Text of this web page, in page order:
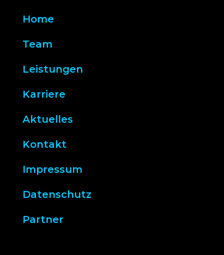
Home
Team
Leistungen
Karriere
Aktuelles
Kontakt
Impressum
Datenschutz
Partner